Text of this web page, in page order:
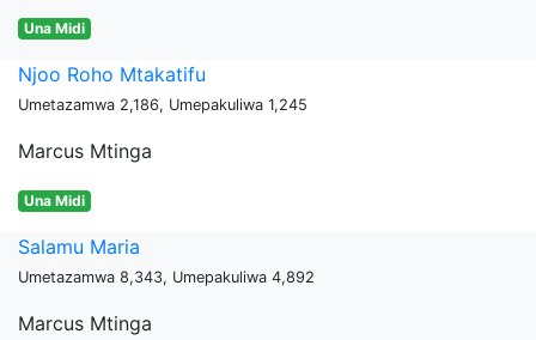
Una Midi
Njoo Roho Mtakatifu
Umetazamwa 2,186, Umepakuliwa 1,245
Marcus Mtinga
Una Midi
Salamu Maria
Umetazamwa 8,343, Umepakuliwa 4,892
Marcus Mtinga